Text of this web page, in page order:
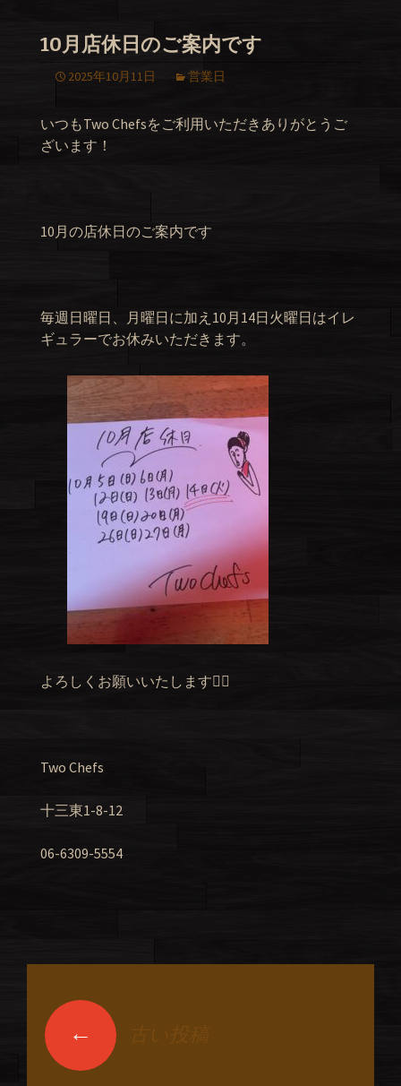
10月店休日のご案内です
2025年10月11日 営業日
いつもTwo Chefsをご利用いただきありがとうご
ざいます！
10月の店休日のご案内です
毎週日曜日、月曜日に加え10月14日火曜日はイレ
ギュラーでお休みいただきます。
よろしくお願いいたします🙇‍♂️
Two Chefs
十三東1-8-12
06-6309-5554
投稿ナビゲーショ
←